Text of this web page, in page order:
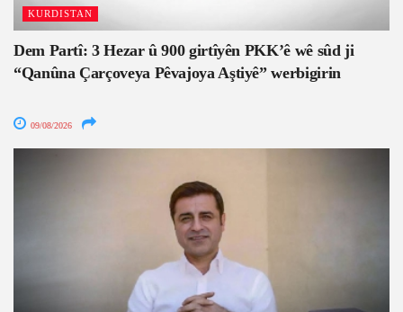
KURDISTAN
Dem Partî: 3 Hezar û 900 girtîyên PKK’ê wê sûd ji
“Qanûna Çarçoveya Pêvajoya Aştiyê” werbigirin
09/08/2026